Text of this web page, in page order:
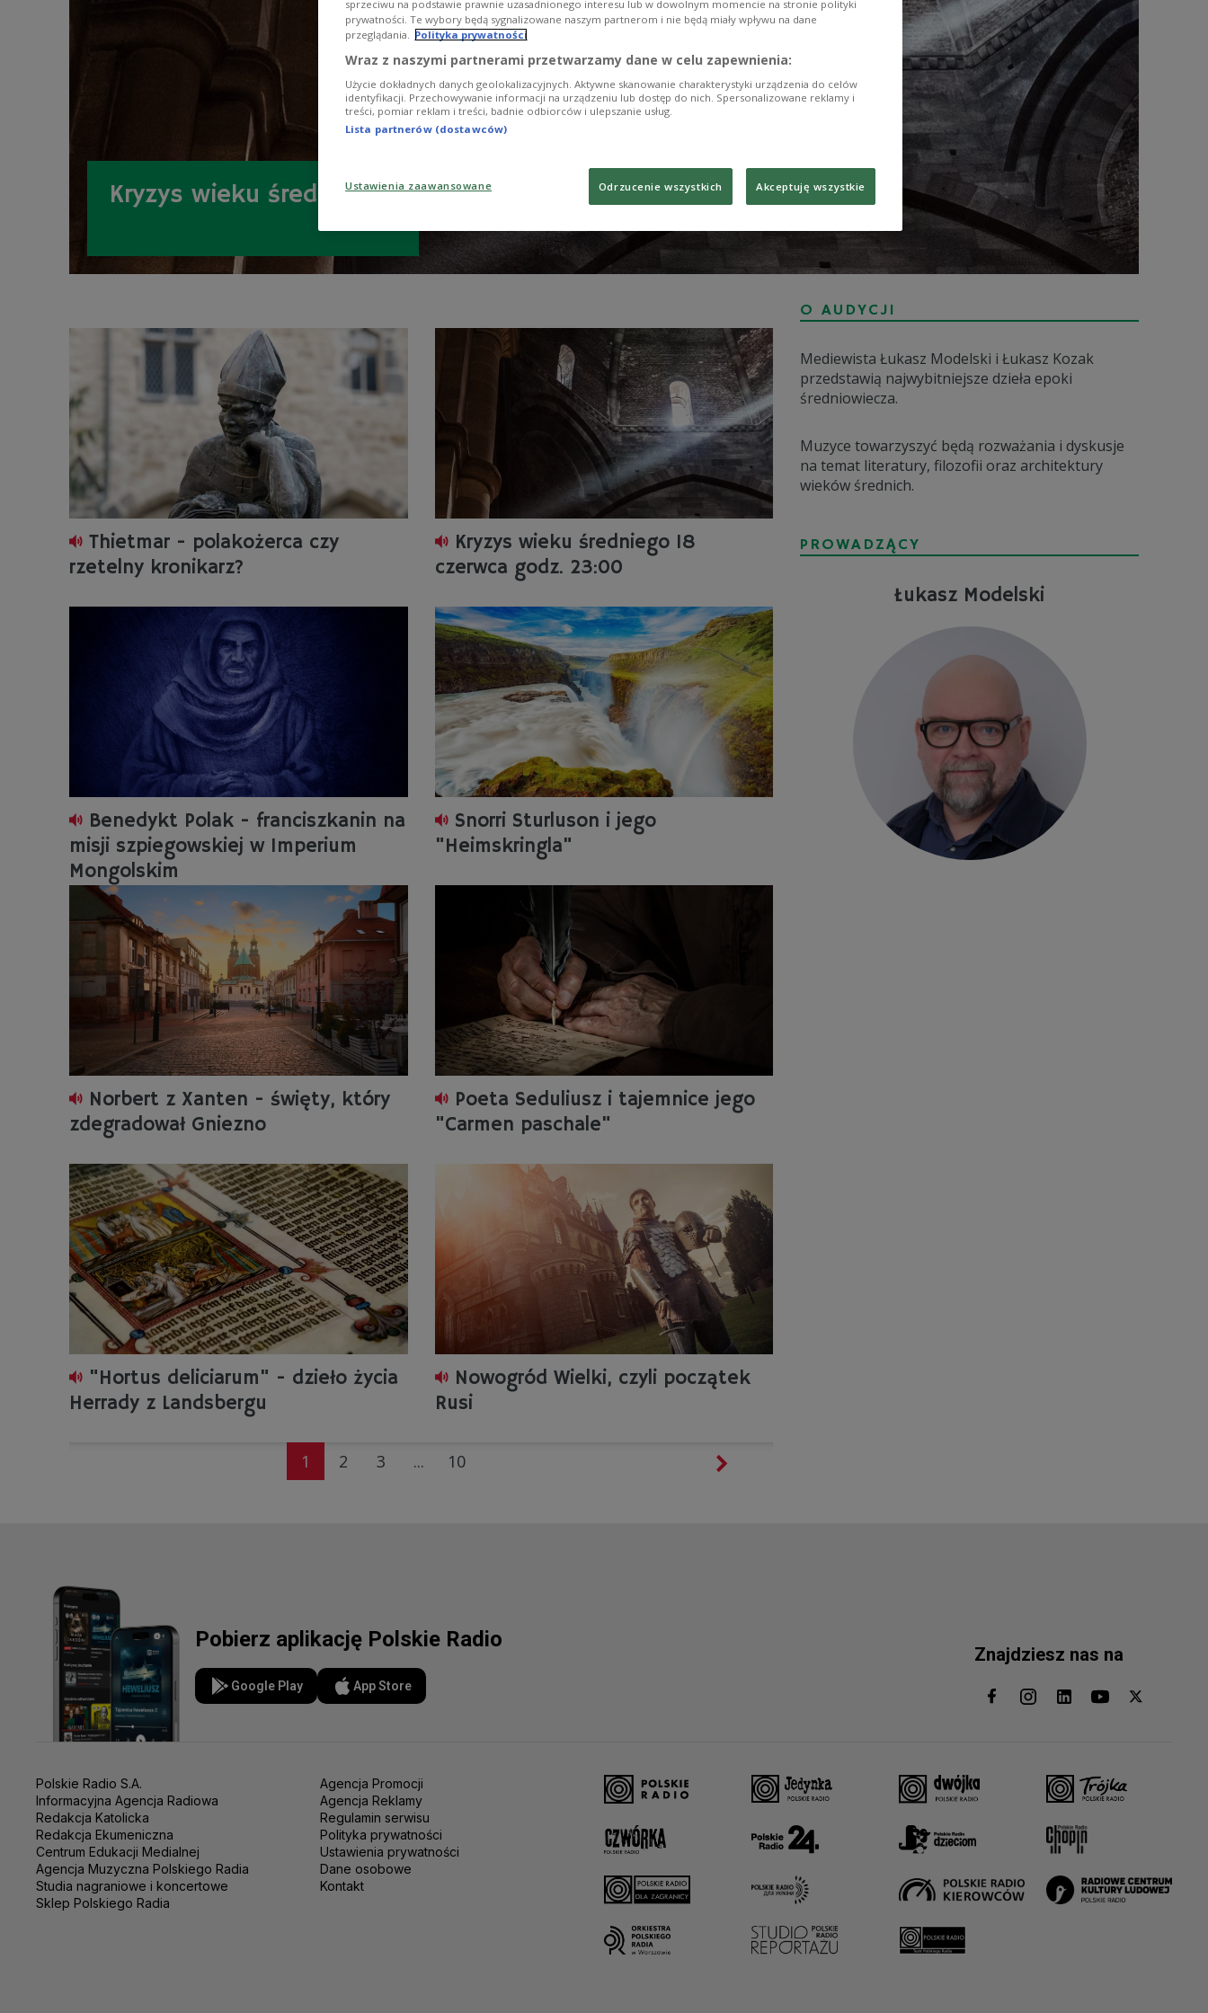
Kryzys wieku średniego
Thietmar - polakożerca czy
rzetelny kronikarz?
Kryzys wieku średniego 18
czerwca godz. 23:00
Benedykt Polak - franciszkanin na
misji szpiegowskiej w Imperium
Mongolskim
Snorri Sturluson i jego
"Heimskringla"
Norbert z Xanten - święty, który
zdegradował Gniezno
Poeta Seduliusz i tajemnice jego
"Carmen paschale"
"Hortus deliciarum" - dzieło życia
Herrady z Landsbergu
Nowogród Wielki, czyli początek
Rusi
1 2 3 ... 10
O AUDYCJI
Mediewista Łukasz Modelski i Łukasz Kozak
przedstawią najwybitniejsze dzieła epoki
średniowiecza.
Muzyce towarzyszyć będą rozważania i dyskusje
na temat literatury, filozofii oraz architektury
wieków średnich.
PROWADZĄCY
Łukasz Modelski
Pobierz aplikację Polskie Radio
Google Play App Store
Znajdziesz nas na
Polskie Radio S.A.
Informacyjna Agencja Radiowa
Redakcja Katolicka
Redakcja Ekumeniczna
Centrum Edukacji Medialnej
Agencja Muzyczna Polskiego Radia
Studia nagraniowe i koncertowe
Sklep Polskiego Radia
Agencja Promocji
Agencja Reklamy
Regulamin serwisu
Polityka prywatności
Ustawienia prywatności
Dane osobowe
Kontakt
sprzeciwu na podstawie prawnie uzasadnionego interesu lub w dowolnym momencie na stronie polityki
prywatności. Te wybory będą sygnalizowane naszym partnerom i nie będą miały wpływu na dane
przeglądania. Polityka prywatności
Wraz z naszymi partnerami przetwarzamy dane w celu zapewnienia:
Użycie dokładnych danych geolokalizacyjnych. Aktywne skanowanie charakterystyki urządzenia do celów
identyfikacji. Przechowywanie informacji na urządzeniu lub dostęp do nich. Spersonalizowane reklamy i
treści, pomiar reklam i treści, badnie odbiorców i ulepszanie usług.
Lista partnerów (dostawców)
Ustawienia zaawansowane Odrzucenie wszystkich Akceptuję wszystkie